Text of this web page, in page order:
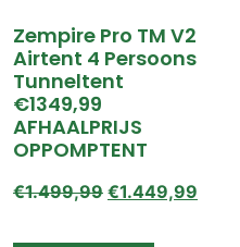
Zempire Pro TM V2
Airtent 4 Persoons
Tunneltent
€1349,99
AFHAALPRIJS
OPPOMPTENT
€1.499,99 €1.449,99